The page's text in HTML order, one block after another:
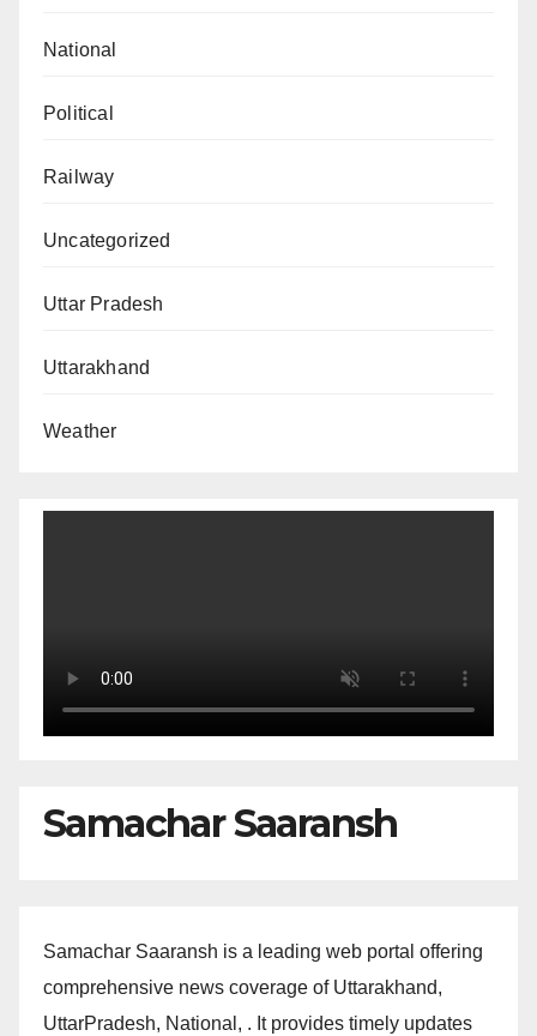
National
Political
Railway
Uncategorized
Uttar Pradesh
Uttarakhand
Weather
Samachar Saaransh
Samachar Saaransh is a leading web portal offering
comprehensive news coverage of Uttarakhand,
UttarPradesh, National, . It provides timely updates